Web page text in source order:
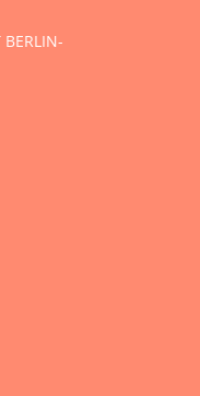
BERLIN-